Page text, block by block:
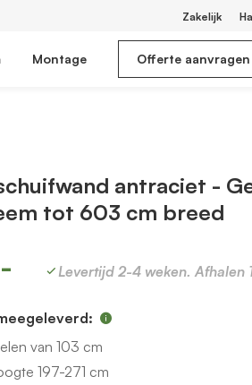
Zakelijk
Montage Offerte aanvragen
antraciet -
tot 603 cm breed
Levertijd 2-4 weken. Afhalen
van 103 cm
197-271 cm